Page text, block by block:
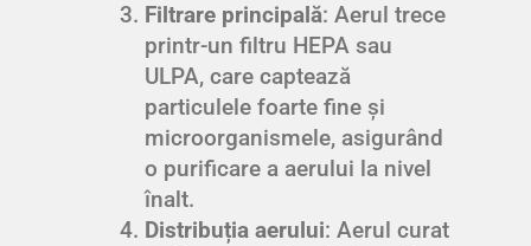
Filtrare principală: Aerul trece
printr-un filtru HEPA sau
ULPA, care captează
particulele foarte fine și
microorganismele, asigurând
o purificare a aerului la nivel
înalt.
Distribuția aerului: Aerul curat